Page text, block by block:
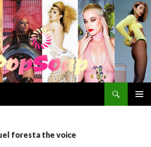
foresta the voice